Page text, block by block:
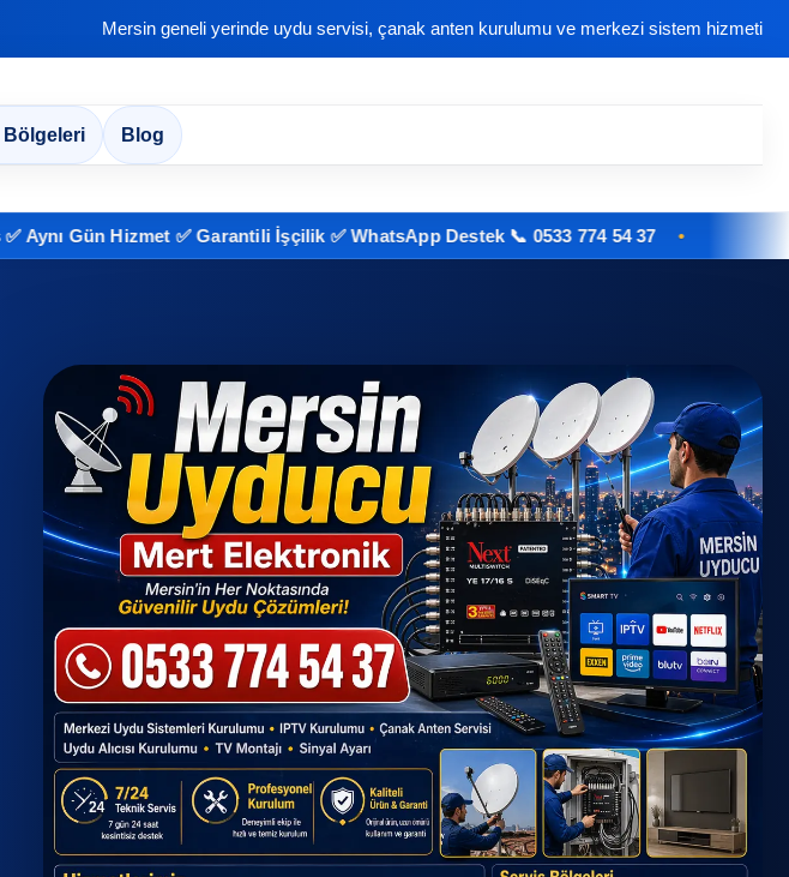
Mersin geneli yerinde uydu servisi, çanak anten kurulumu ve merkezi sistem hizmeti
Bölgeleri Blog
Gün Hizmet ✅ Garantili İşçilik ✅ WhatsApp Destek 📞 0533 774 54 37